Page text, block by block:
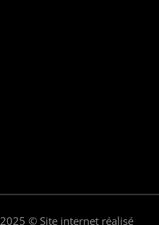
2025 © Site internet réalisé